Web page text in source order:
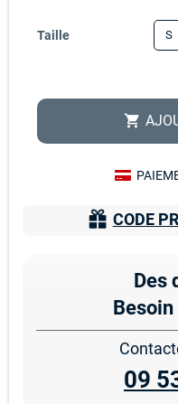
Taille
shopping_cart
CODE
Des
09